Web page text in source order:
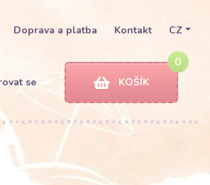
Doprava a platba Kontakt CZ
se
0
KOŠÍK